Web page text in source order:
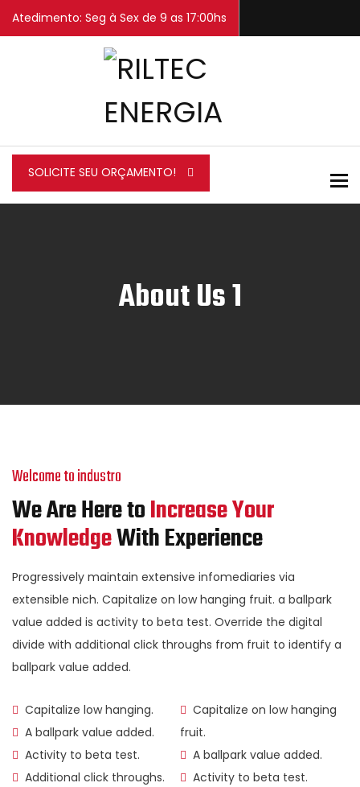
Atedimento: Seg à Sex de 9 as 17:00hs
SOLICITE SEU ORÇAMENTO!
About Us 1
Welcome to industro
We Are Here toIncrease Your
KnowledgeWith Experience
Progressively maintain extensive infomediaries via
extensible nich. Capitalize on low hanging fruit. a ballpark
value added is activity to beta test. Override the digital
divide with additional click throughs from fruit to identify a
ballpark value added.
Capitalize low hanging.
A ballpark value added.
Activity to beta test.
Additional click throughs.
Capitalize on low hanging
fruit.
A ballpark value added.
Activity to beta test.